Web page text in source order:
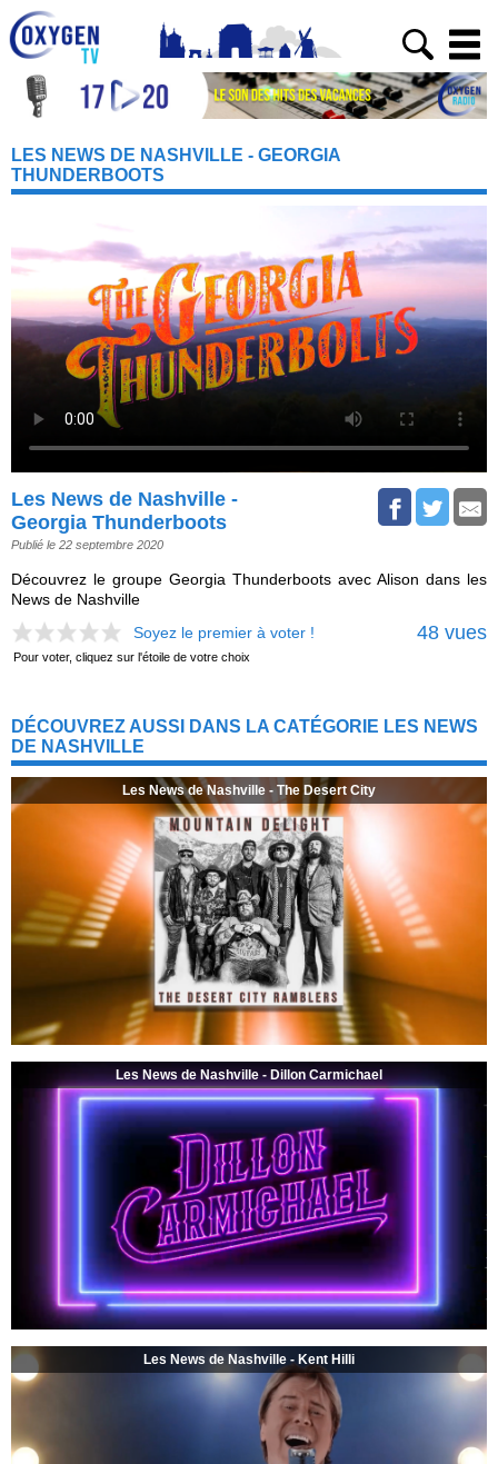
LES NEWS DE NASHVILLE - GEORGIA
THUNDERBOOTS
Les News de Nashville -
Georgia Thunderboots
Publié le 22 septembre 2020
Découvrez le groupe Georgia Thunderboots avec Alison dans les
News de Nashville
Soyez le premier à voter !
48 vues
Pour voter, cliquez sur l'étoile de votre choix
DÉCOUVREZ AUSSI DANS LA CATÉGORIE LES NEWS
DE NASHVILLE
Les News de Nashville - The Desert City
Les News de Nashville - Dillon Carmichael
Les News de Nashville - Kent Hilli